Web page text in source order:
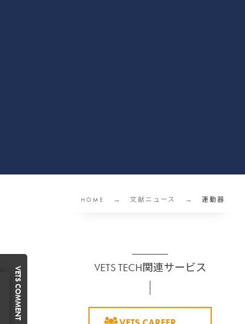
HOME 文献ニュース 運動器
VETS COMMENT VETS TECH関連サービス